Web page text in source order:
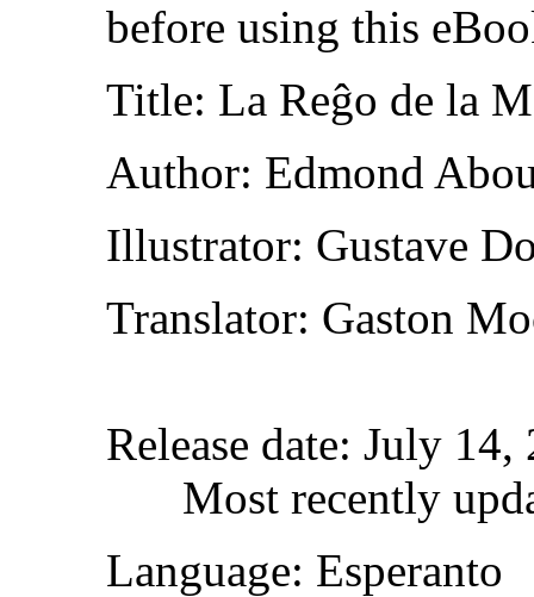
before using this
Title: La Reĝo de la
Author: Edmond
Illustrator: Gustave
Translator: Gaston
Release date: July 14,
Most recently
Language: Esperanto